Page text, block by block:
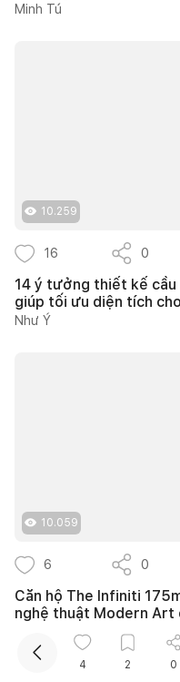
Minh Tú
10.259
16 0
14 ý tưởng thiết kế
giúp tối ưu diện tích
Như Ý
10.059
6 0
Căn hộ The Infiniti
nghệ thuật Modern Art
139DESIGN
4 2 0